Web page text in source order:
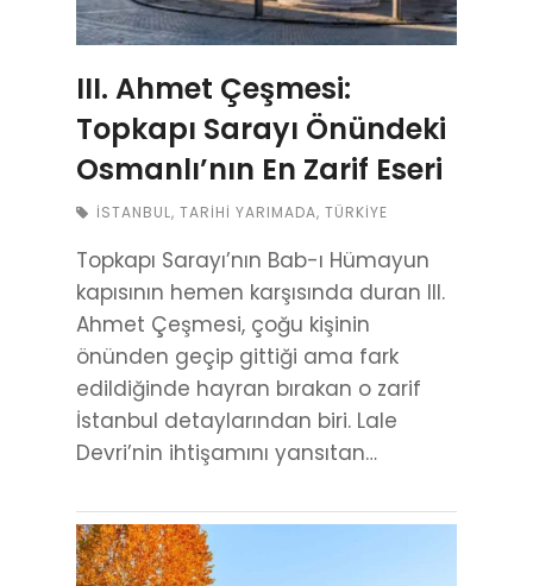
III. Ahmet Çeşmesi:
Topkapı Sarayı Önündeki
Osmanlı’nın En Zarif Eseri
İSTANBUL, TARIHI YARIMADA, TÜRKIYE
Topkapı Sarayı’nın Bab-ı Hümayun
kapısının hemen karşısında duran III.
Ahmet Çeşmesi, çoğu kişinin
önünden geçip gittiği ama fark
edildiğinde hayran bırakan o zarif
İstanbul detaylarından biri. Lale
Devri’nin ihtişamını yansıtan…